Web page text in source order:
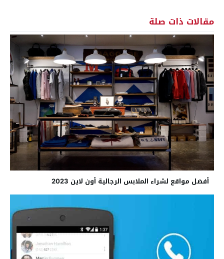
مقالات ذات صلة
أفضل مواقع لشراء الملابس الرجالية أون لاين 2023